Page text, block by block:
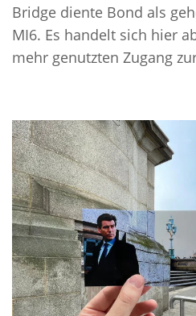
Bridge diente Bond als
MI6. Es handelt sich hier
mehr genutzten Zugang